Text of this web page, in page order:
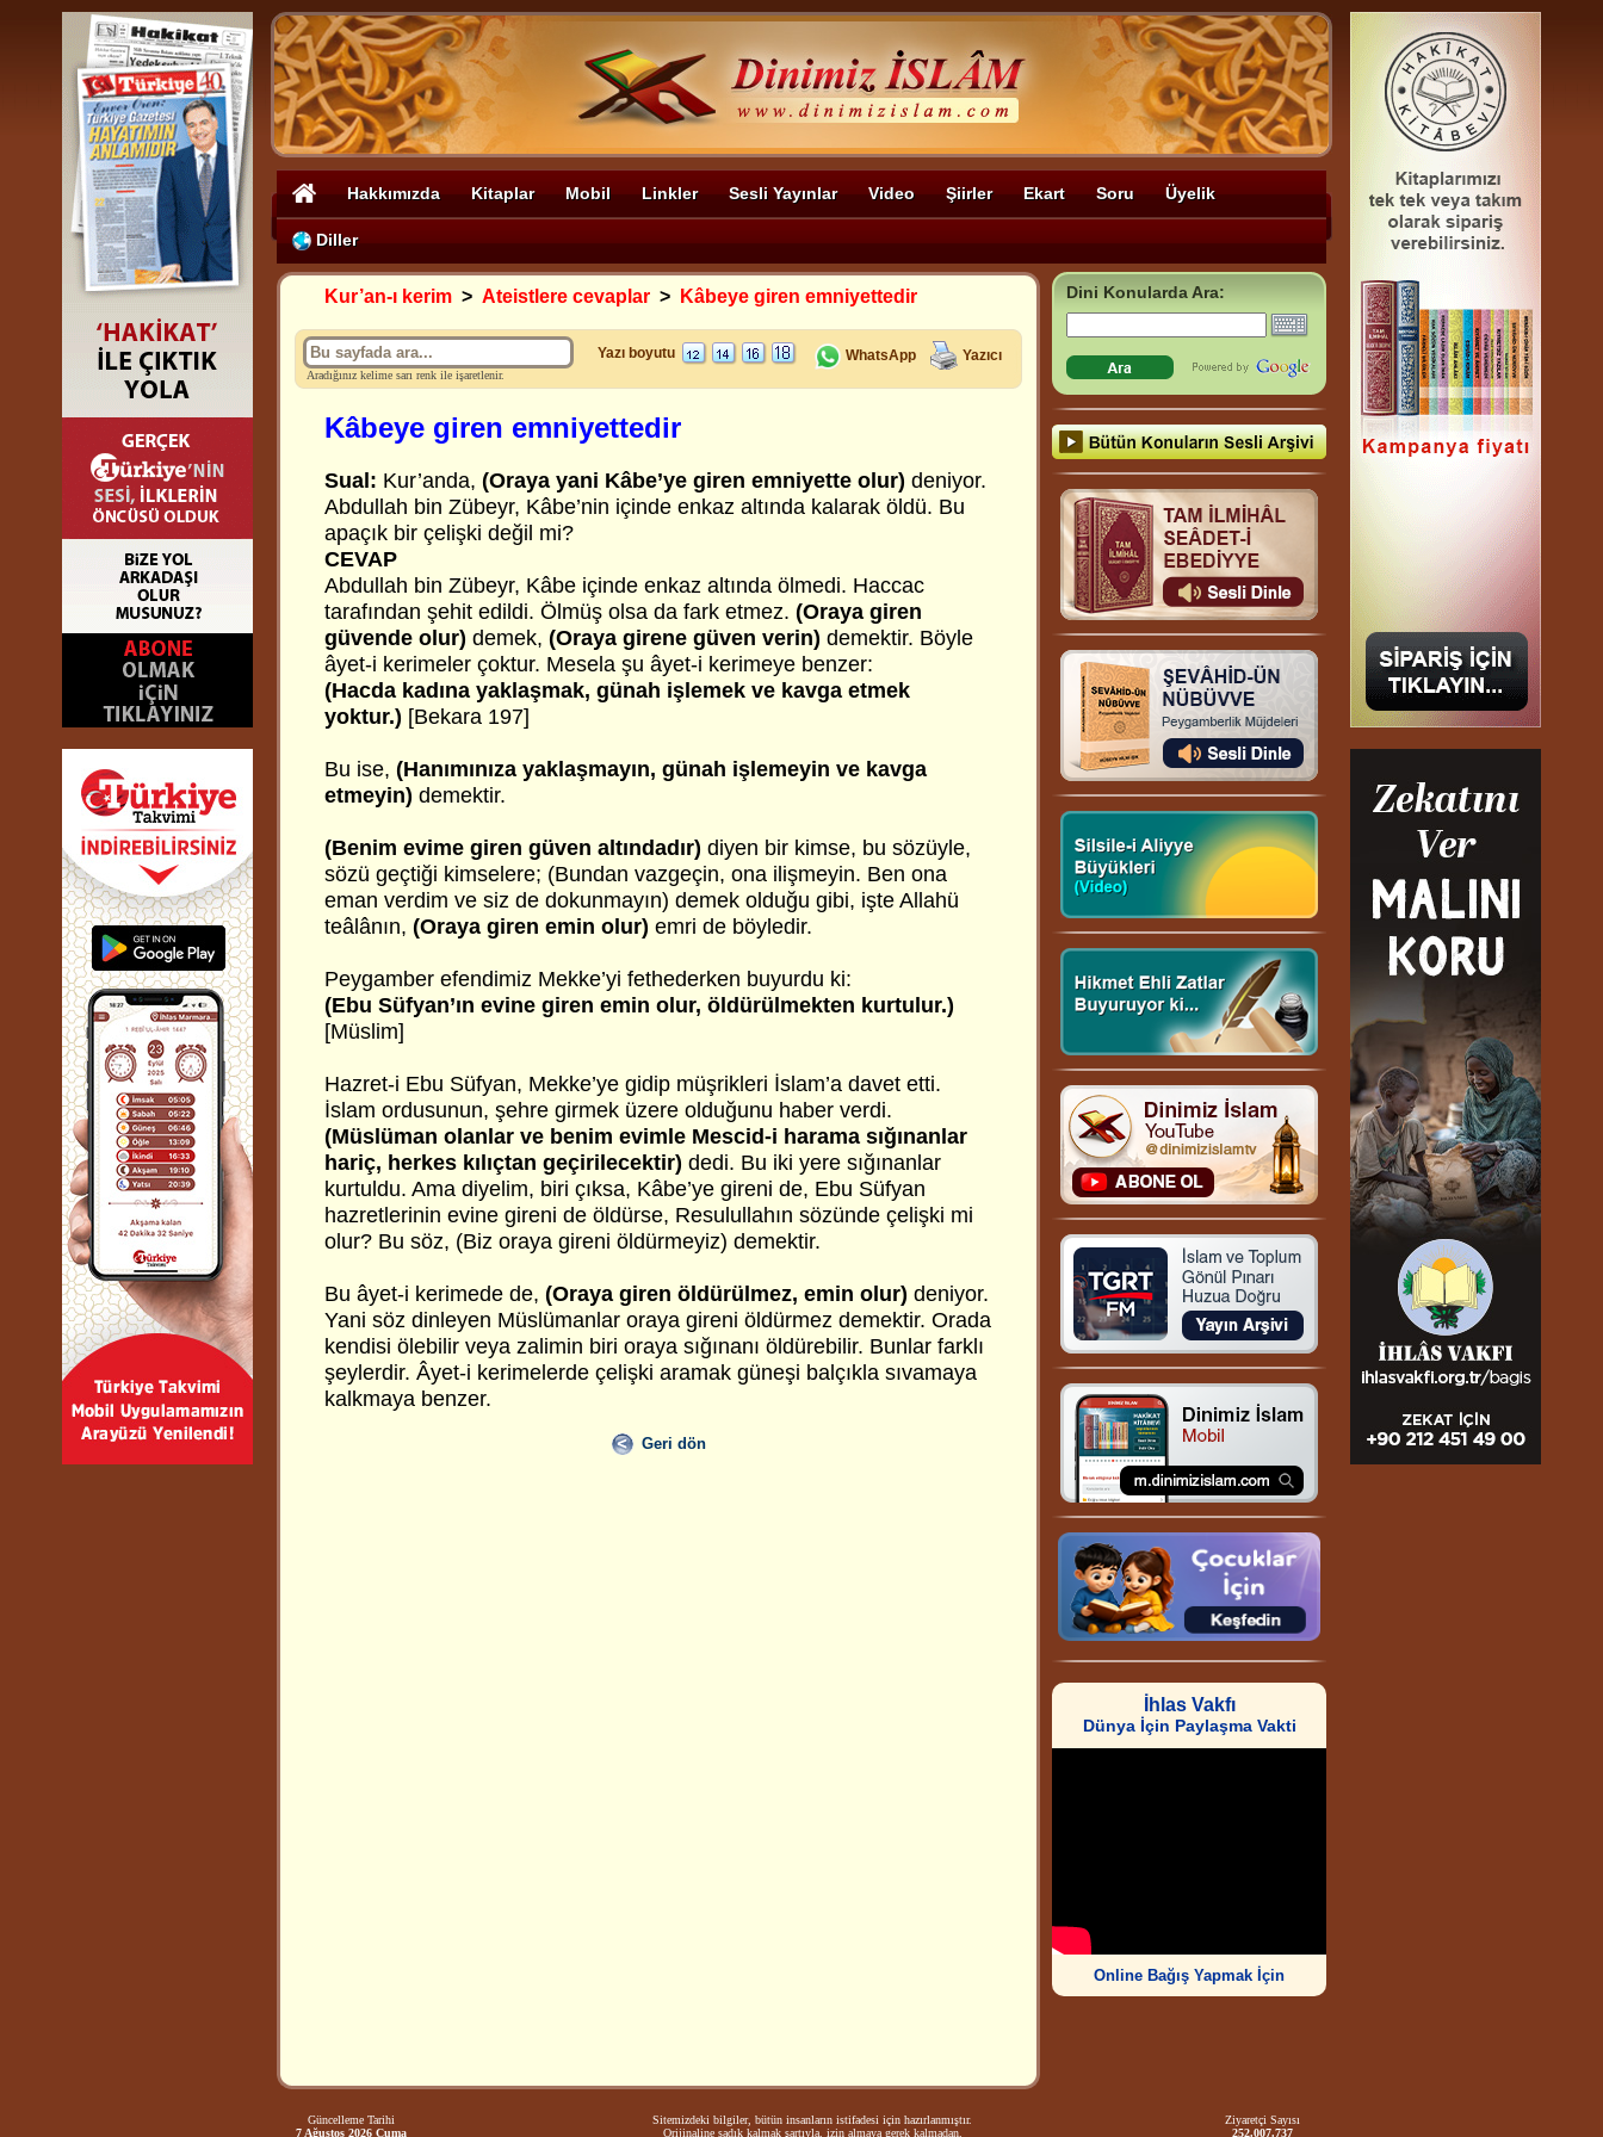
Hakkımızda Kitaplar Mobil Linkler Sesli Yayınlar Video Şiirler Ekart Soru Üyelik
Diller
Kur’an-ı kerim > Ateistlere cevaplar > Kâbeye giren emniyettedir
Aradığınız kelime sarı renk ile işaretlenir.
Yazı boyutu WhatsApp Yazıcı
Kâbeye giren emniyettedir
Sual: Kur’anda, (Oraya yani Kâbe’ye giren emniyette olur) deniyor.
Abdullah bin Zübeyr, Kâbe’nin içinde enkaz altında kalarak öldü. Bu
apaçık bir çelişki değil mi?
CEVAP
Abdullah bin Zübeyr, Kâbe içinde enkaz altında ölmedi. Haccac
tarafından şehit edildi. Ölmüş olsa da fark etmez. (Oraya giren
güvende olur) demek, (Oraya girene güven verin) demektir. Böyle
âyet-i kerimeler çoktur. Mesela şu âyet-i kerimeye benzer:
(Hacda kadına yaklaşmak, günah işlemek ve kavga etmek
yoktur.) [Bekara 197]
Bu ise, (Hanımınıza yaklaşmayın, günah işlemeyin ve kavga
etmeyin) demektir.
(Benim evime giren güven altındadır) diyen bir kimse, bu sözüyle,
sözü geçtiği kimselere; (Bundan vazgeçin, ona ilişmeyin. Ben ona
eman verdim ve siz de dokunmayın) demek olduğu gibi, işte Allahü
teâlânın, (Oraya giren emin olur) emri de böyledir.
Peygamber efendimiz Mekke’yi fethederken buyurdu ki:
(Ebu Süfyan’ın evine giren emin olur, öldürülmekten kurtulur.)
[Müslim]
Hazret-i Ebu Süfyan, Mekke’ye gidip müşrikleri İslam’a davet etti.
İslam ordusunun, şehre girmek üzere olduğunu haber verdi.
(Müslüman olanlar ve benim evimle Mescid-i harama sığınanlar
hariç, herkes kılıçtan geçirilecektir) dedi. Bu iki yere sığınanlar
kurtuldu. Ama diyelim, biri çıksa, Kâbe’ye gireni de, Ebu Süfyan
hazretlerinin evine gireni de öldürse, Resulullahın sözünde çelişki mi
olur? Bu söz, (Biz oraya gireni öldürmeyiz) demektir.
Bu âyet-i kerimede de, (Oraya giren öldürülmez, emin olur) deniyor.
Yani söz dinleyen Müslümanlar oraya gireni öldürmez demektir. Orada
kendisi ölebilir veya zalimin biri oraya sığınanı öldürebilir. Bunlar farklı
şeylerdir. Âyet-i kerimelerde çelişki aramak güneşi balçıkla sıvamaya
kalkmaya benzer.
Geri dön
Dini Konularda Ara:
İhlas Vakfı
Dünya İçin Paylaşma Vakti
Online Bağış Yapmak İçin
Güncelleme Tarihi
7 Ağustos 2026 Cuma
Sitemizdeki bilgiler, bütün insanların istifadesi için hazırlanmıştır.
Orijinaline sadık kalmak şartıyla, izin almaya gerek kalmadan,
Ziyaretçi Sayısı
252.007.737